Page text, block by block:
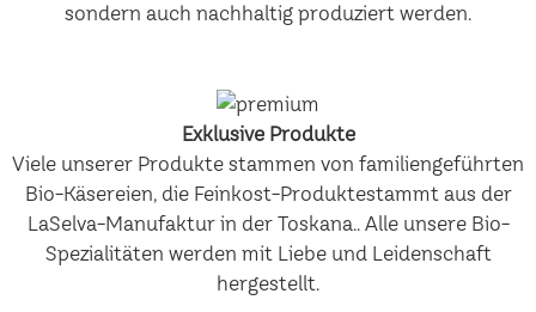
sondern auch nachhaltig produziert werden.
Exklusive Produkte
Viele unserer Produkte stammen von familiengeführten
Bio-Käsereien, die Feinkost-Produktestammt aus der
LaSelva-Manufaktur in der Toskana.. Alle unsere Bio-
Spezialitäten werden mit Liebe und Leidenschaft
hergestellt.